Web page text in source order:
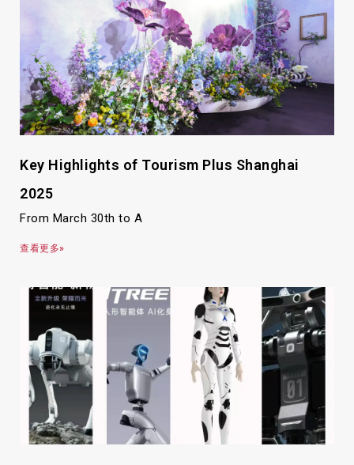
Key Highlights of Tourism Plus Shanghai
2025
From March 30th to A
查看更多»